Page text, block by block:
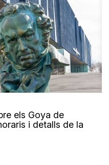
els Goya de
i detalls de la